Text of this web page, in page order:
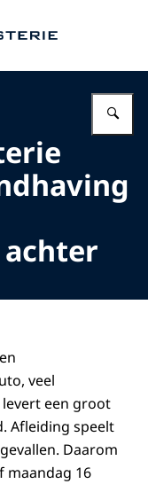
veel
een groot
Afleiding speelt
Daarom
maandag 16